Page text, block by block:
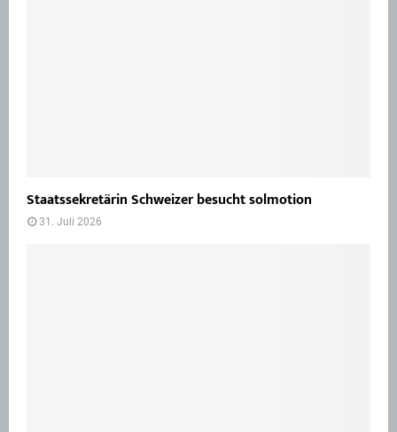
Staatssekretärin Schweizer besucht solmotion
31. Juli 2026